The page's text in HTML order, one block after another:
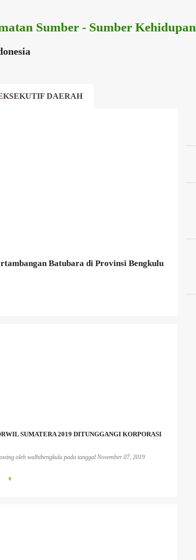
Sumber - Sumber Kehidupan
DAERAH
Batubara di Provinsi Bengkulu
SUMATERA 2019 DITUNGGANGI KORPORASI
oleh walhibengkulu pada tanggal November 07, 2019
0